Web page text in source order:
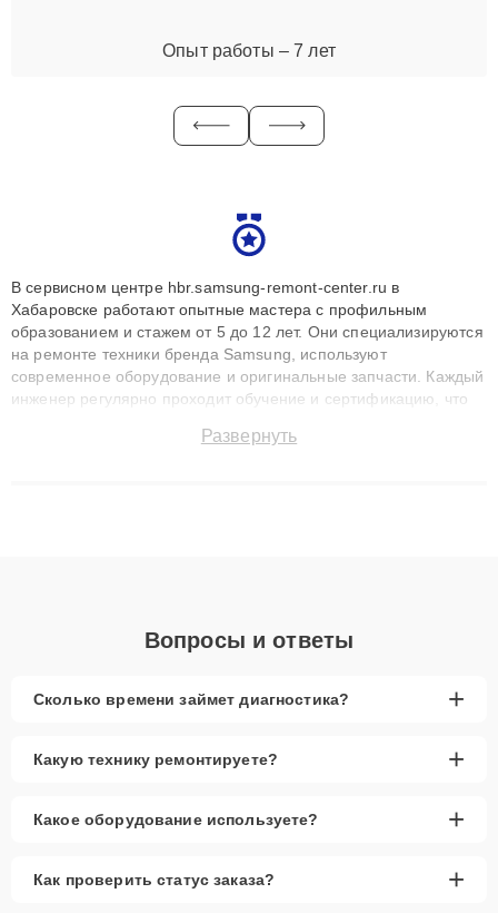
Опыт работы – 7 лет
В сервисном центре hbr.samsung-remont-center.ru в
Хабаровске работают опытные мастера с профильным
образованием и стажем от 5 до 12 лет. Они специализируются
на ремонте техники бренда Samsung, используют
современное оборудование и оригинальные запчасти. Каждый
инженер регулярно проходит обучение и сертификацию, что
восстанавливать технику с сохранением гарантии до 3 лет.
Развернуть
Вопросы и ответы
Сколько времени займет диагностика? +
Какую технику ремонтируете? +
Какое оборудование используете? +
Как проверить статус заказа? +